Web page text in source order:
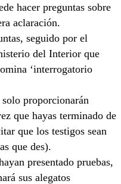
hacer preguntas sobre
aclaración.
seguido por el
del Interior que
‘interrogatorio
proporcionarán
que hayas terminado de
que los testigos sean
que des).
presentado pruebas,
sus alegatos